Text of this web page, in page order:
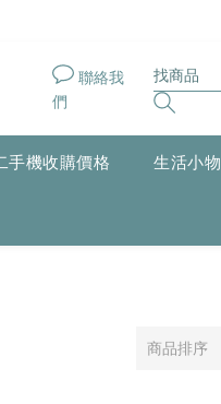
聯絡我
們
手機收購價格 生活小物
商品排序